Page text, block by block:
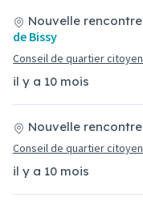
il y a 10 mois
Nouvelle rencontre
de Bissy
Conseil de quartier
il y a 10 mois
Nouvelle rencontre
Conseil de quartier